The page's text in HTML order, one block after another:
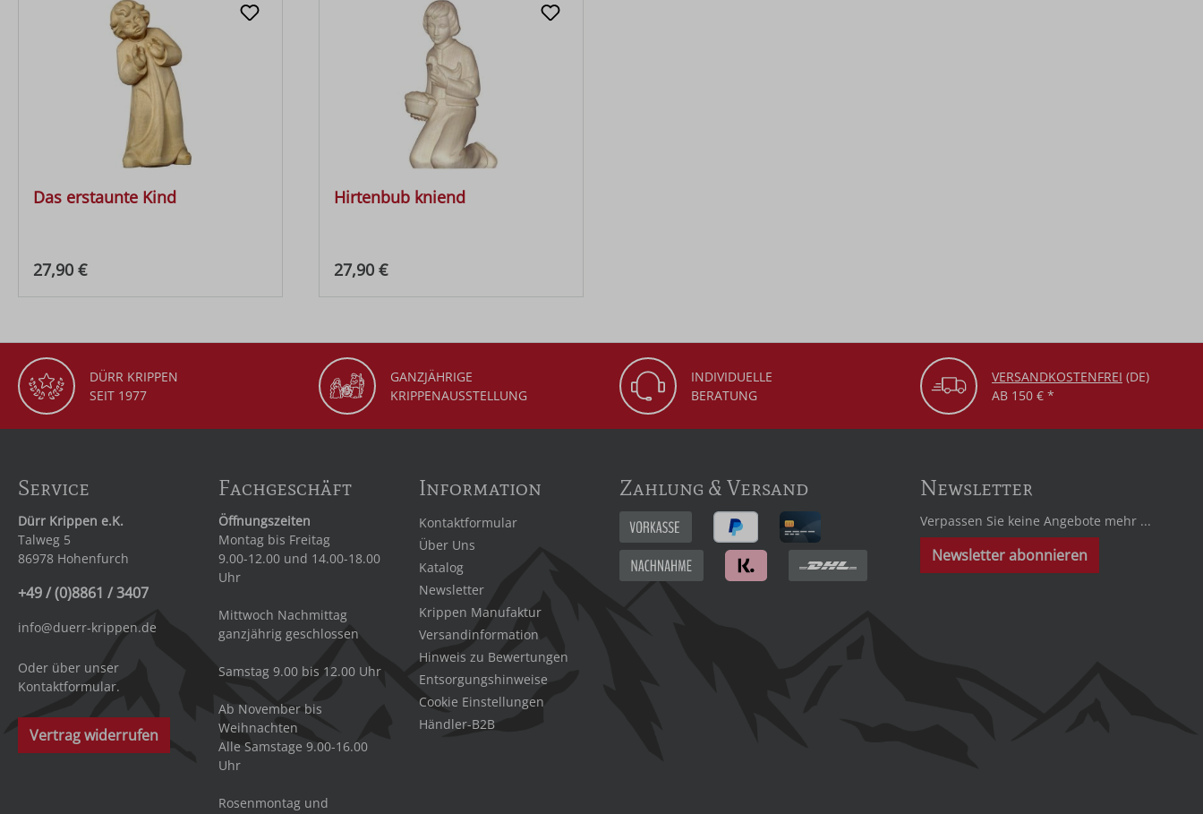
Das erstaunte Kind
Regulärer Preis:
27,90 €
Hirtenbub kniend
Regulärer Preis:
27,90 €
DÜRR KRIPPEN
SEIT 1977
GANZJÄHRIGE
KRIPPENAUSSTELLUNG
INDIVIDUELLE
BERATUNG
VERSANDKOSTENFREI (DE)
AB 150 € *
Service
Dürr Krippen e.K.
Talweg 5
86978 Hohenfurch
+49 / (0)8861 / 3407
info@duerr-krippen.de
Oder über unser
Kontaktformular.
Vertrag widerrufen
Fachgeschäft
Öffnungszeiten
Montag bis Freitag
9.00-12.00 und 14.00-18.00
Uhr
Mittwoch Nachmittag
ganzjährig geschlossen
Samstag 9.00 bis 12.00 Uhr
Ab November bis
Weihnachten
Alle Samstage 9.00-16.00
Uhr
Rosenmontag und
Information
Kontaktformular
Über Uns
Katalog
Newsletter
Krippen Manufaktur
Versandinformation
Hinweis zu Bewertungen
Entsorgungshinweise
Cookie Einstellungen
Händler-B2B
Zahlung & Versand Newsletter
Verpassen Sie keine Angebote mehr ...
Newsletter abonnieren